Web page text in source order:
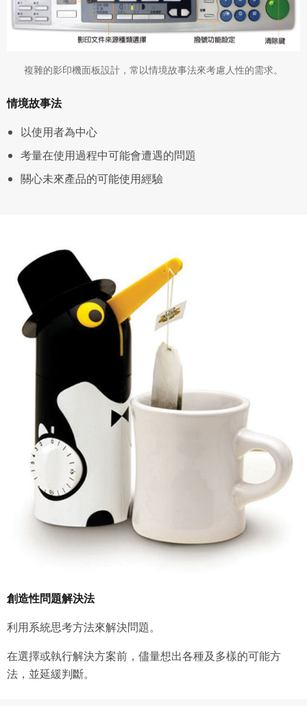
複雜的影印機面板設計，常以情境故事法來考慮人性的需求。
情境故事法
以使用者為中心
考量在使用過程中可能會遭遇的問題
關心未來產品的可能使用經驗
創造性問題解決法
利用系統思考方法來解決問題。
在選擇或執行解決方案前，儘量想出各種及多樣的可能方
法，並延緩判斷。